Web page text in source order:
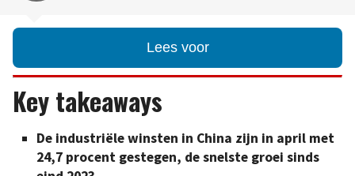
Lees voor
Key takeaways
De industriële winsten in China zijn in april met
24,7 procent gestegen, de snelste groei sinds